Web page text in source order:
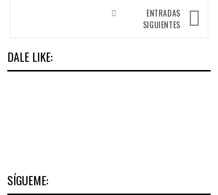
ENTRADAS
SIGUIENTES
DALE LIKE:
SÍGUEME: